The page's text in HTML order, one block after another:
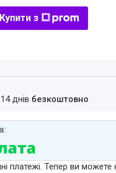
Купити з
днів безкоштовно
платежі. Тепер ви